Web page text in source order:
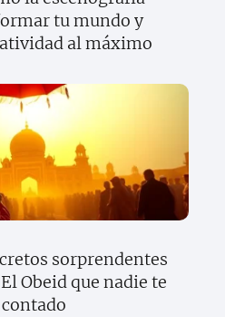
tu mundo y
al máximo
sorprendentes
Obeid que nadie te